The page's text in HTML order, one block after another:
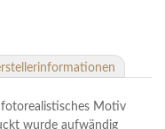
Motiv
wurde aufwändig